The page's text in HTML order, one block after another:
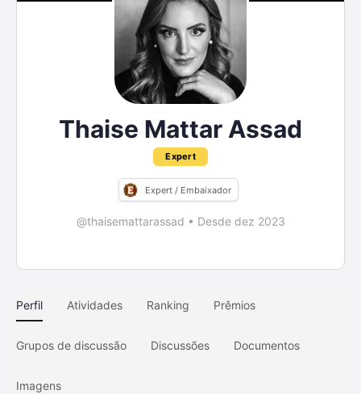
Thaise Mattar Assad
Expert
Expert / Embaixador
@thaisemattarassad • Desde dez 2023
Perfil Atividades Ranking Prêmios
Grupos de discussão Discussões Documentos
Imagens